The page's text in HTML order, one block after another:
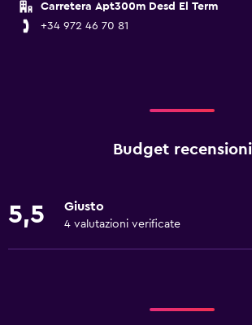
Carretera Apt300m Desd El Term
+34 972 46 70 81
Budget recensioni
5,5 Giusto
4 valutazioni verificate